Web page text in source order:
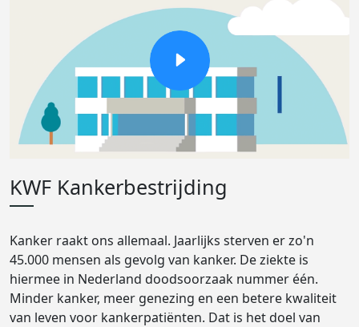
KWF Kankerbestrijding
Kanker raakt ons allemaal. Jaarlijks sterven er zo'n
45.000 mensen als gevolg van kanker. De ziekte is
hiermee in Nederland doodsoorzaak nummer één.
Minder kanker, meer genezing en een betere kwaliteit
van leven voor kankerpatiënten. Dat is het doel van